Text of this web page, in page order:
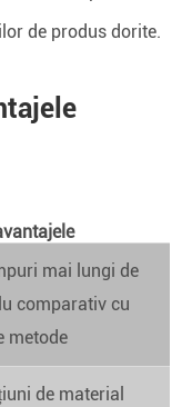
de produs dorite.
mai lungi de
comparativ cu
metode
de material